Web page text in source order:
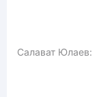
Салават Юлаев: